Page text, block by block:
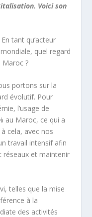
Voici son
En tant qu’acteur
quel regard
Maroc ?
portons sur la
évolutif. Pour
l’usage de
au Maroc, ce qui a
cela, avec nos
travail intensif afin
réseaux et maintenir
telles que la mise
à la
des activités